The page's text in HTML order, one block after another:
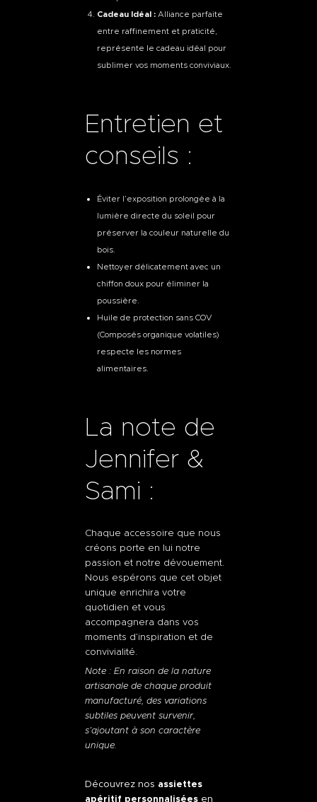
Cadeau Idéal : Alliance parfaite
entre raffinement et praticité,
représente le cadeau idéal pour
sublimer vos moments conviviaux.
Entretien et
conseils :
Éviter l’exposition prolongée à la
lumière directe du soleil pour
préserver la couleur naturelle du
bois.
Nettoyer délicatement avec un
chiffon doux pour éliminer la
poussière.
Huile de protection sans COV
(Composés organique volatiles)
respecte les normes
alimentaires.
La note de
Jennifer &
Sami :
Chaque accessoire que nous
créons porte en lui notre
passion et notre dévouement.
Nous espérons que cet objet
unique enrichira votre
quotidien et vous
accompagnera dans vos
moments d’inspiration et de
convivialité.
Note : En raison de la nature
artisanale de chaque produit
manufacturé, des variations
subtiles peuvent survenir,
s’ajoutant à son caractère
unique.
Découvrez nos assiettes
apéritif personnalisées en